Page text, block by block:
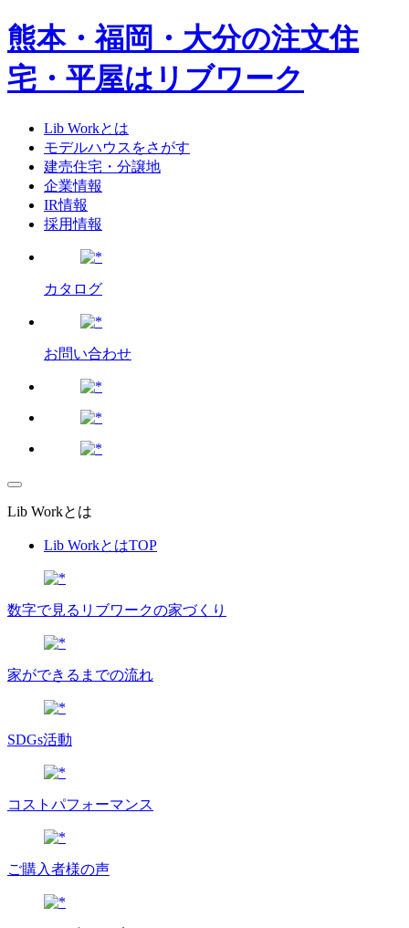
熊本・福岡・大分の注文住
宅・平屋はリブワーク
Lib Workとは
モデルハウスをさがす
建売住宅・分譲地
企業情報
IR情報
採用情報
カタログ
お問い合わせ
Lib Workとは
Lib WorkとはTOP
数字で⾒るリブワークの家づくり
家ができるまでの流れ
SDGs活動
コストパフォーマンス
ご購入者様の声